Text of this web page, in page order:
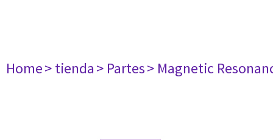
Home> tienda> Partes> Magnetic